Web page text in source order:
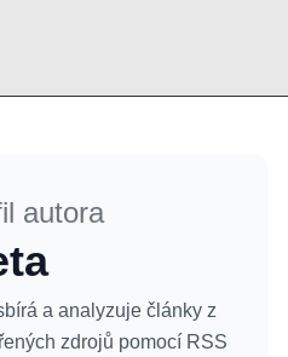
autora
a analyzuje články z
zdrojů pomocí RSS